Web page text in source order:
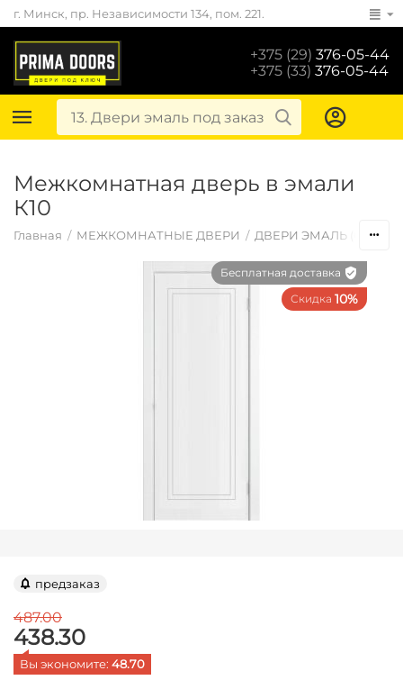
г. Минск, пр. Независимости 134, пом. 221.
+375 (29) 376-05-44
+375 (33) 376-05-44
Межкомнатная дверь в эмали
К10
Главная / МЕЖКОМНАТНЫЕ ДВЕРИ / ДВЕРИ ЭМАЛЬ
Бесплатная доставка
Скидка 10%
предзаказ
487.00
438.30
Вы экономите: 48.70